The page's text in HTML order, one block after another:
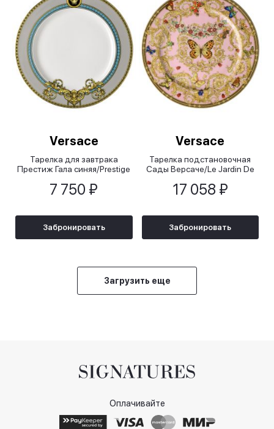
Versace
Тарелка для завтрака
Престиж Гала синяя/Prestige
7 750 ₽
Забронировать
Versace
Тарелка подстановочная
Сады Версаче/Le Jardin De
17 058 ₽
Забронировать
Загрузить еще
Оплачивайте